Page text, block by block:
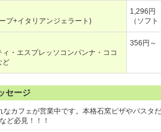
プ+イタリアンジェラート)
1,296円
（ソフ
・エスプレッソコンパンナ・ココ
ど
356円～
セージ
なカフェが営業中です。本格石窯ピザやパスタ
ど必見！！！